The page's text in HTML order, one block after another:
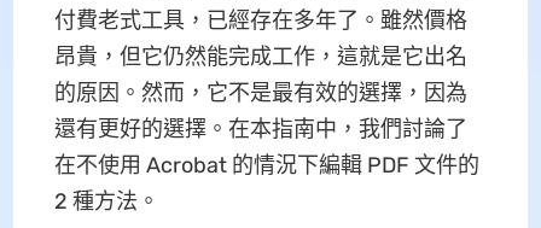
付費老式工具，已經存在多年了。雖然價格
昂貴，但它仍然能完成工作，這就是它出名
的原因。然而，它不是最有效的選擇，因為
還有更好的選擇。在本指南中，我們討論了
在不使用 Acrobat 的情況下編輯 PDF 文件的
2 種方法。